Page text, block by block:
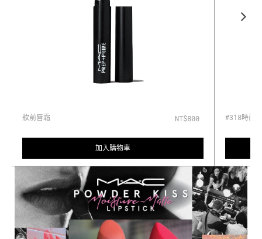
妝前唇霜 NT$800
加入購物車
#318時尚